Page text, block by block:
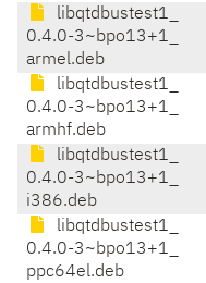
libqtdbustest1_
0.4.0-3~bpo13+1_
armel.deb
libqtdbustest1_
0.4.0-3~bpo13+1_
armhf.deb
libqtdbustest1_
0.4.0-3~bpo13+1_
i386.deb
libqtdbustest1_
0.4.0-3~bpo13+1_
ppc64el.deb